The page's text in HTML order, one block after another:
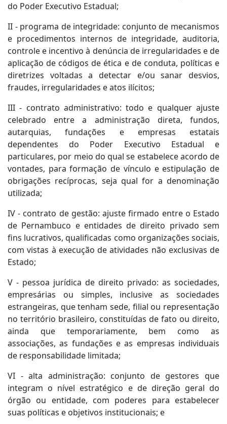
do Poder Executivo Estadual;
II - programa de integridade: conjunto de mecanismos
e procedimentos internos de integridade, auditoria,
controle e incentivo à denúncia de irregularidades e de
aplicação de códigos de ética e de conduta, políticas e
diretrizes voltadas a detectar e/ou sanar desvios,
fraudes, irregularidades e atos ilícitos;
III - contrato administrativo: todo e qualquer ajuste
celebrado entre a administração direta, fundos,
autarquias, fundações e empresas estatais
dependentes do Poder Executivo Estadual e
particulares, por meio do qual se estabelece acordo de
vontades, para formação de vínculo e estipulação de
obrigações recíprocas, seja qual for a denominação
utilizada;
IV - contrato de gestão: ajuste firmado entre o Estado
de Pernambuco e entidades de direito privado sem
fins lucrativos, qualificadas como organizações sociais,
com vistas à execução de atividades não exclusivas de
Estado;
V - pessoa jurídica de direito privado: as sociedades,
empresárias ou simples, inclusive as sociedades
estrangeiras, que tenham sede, filial ou representação
no território brasileiro, constituídas de fato ou direito,
ainda que temporariamente, bem como as
associações, as fundações e as empresas individuais
de responsabilidade limitada;
VI - alta administração: conjunto de gestores que
integram o nível estratégico e de direção geral do
órgão ou entidade, com poderes para estabelecer
suas políticas e objetivos institucionais; e